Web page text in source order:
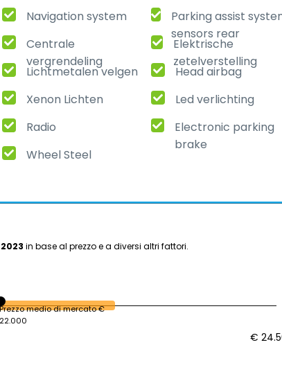
Navigation system
Parking assist
sensors rear
Centrale
vergrendeling
Elektrische
zetelverstelling
Lichtmetalen velgen
Head airbag
Xenon Lichten
Led verlichting
Radio
Electronic parking
brake
Wheel Steel
in base al prezzo e a diversi altri fattori.
medio di mercato €
22.000
€